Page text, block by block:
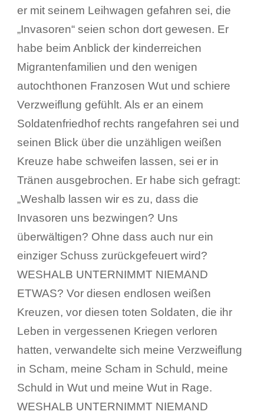
er mit seinem Leihwagen gefahren sei, die
„Invasoren“ seien schon dort gewesen. Er
habe beim Anblick der kinderreichen
Migrantenfamilien und den wenigen
autochthonen Franzosen Wut und schiere
Verzweiflung gefühlt. Als er an einem
Soldatenfriedhof rechts rangefahren sei und
seinen Blick über die unzähligen weißen
Kreuze habe schweifen lassen, sei er in
Tränen ausgebrochen. Er habe sich gefragt:
„Weshalb lassen wir es zu, dass die
Invasoren uns bezwingen? Uns
überwältigen? Ohne dass auch nur ein
einziger Schuss zurückgefeuert wird?
WESHALB UNTERNIMMT NIEMAND
ETWAS? Vor diesen endlosen weißen
Kreuzen, vor diesen toten Soldaten, die ihr
Leben in vergessenen Kriegen verloren
hatten, verwandelte sich meine Verzweiflung
in Scham, meine Scham in Schuld, meine
Schuld in Wut und meine Wut in Rage.
WESHALB UNTERNIMMT NIEMAND